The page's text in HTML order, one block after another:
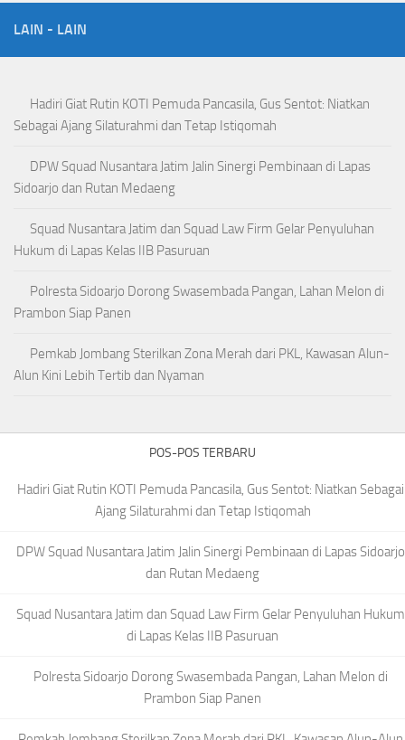
LAIN - LAIN
Hadiri Giat Rutin KOTI Pemuda Pancasila, Gus Sentot: Niatkan
Sebagai Ajang Silaturahmi dan Tetap Istiqomah
DPW Squad Nusantara Jatim Jalin Sinergi Pembinaan di Lapas
Sidoarjo dan Rutan Medaeng
Squad Nusantara Jatim dan Squad Law Firm Gelar Penyuluhan
Hukum di Lapas Kelas IIB Pasuruan
Polresta Sidoarjo Dorong Swasembada Pangan, Lahan Melon di
Prambon Siap Panen
Pemkab Jombang Sterilkan Zona Merah dari PKL, Kawasan Alun-
Alun Kini Lebih Tertib dan Nyaman
POS-POS TERBARU
Hadiri Giat Rutin KOTI Pemuda Pancasila, Gus Sentot: Niatkan Sebagai
Ajang Silaturahmi dan Tetap Istiqomah
DPW Squad Nusantara Jatim Jalin Sinergi Pembinaan di Lapas Sidoarjo
dan Rutan Medaeng
Squad Nusantara Jatim dan Squad Law Firm Gelar Penyuluhan Hukum
di Lapas Kelas IIB Pasuruan
Polresta Sidoarjo Dorong Swasembada Pangan, Lahan Melon di
Prambon Siap Panen